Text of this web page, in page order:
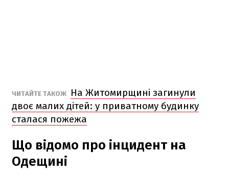
ЧИТАЙТЕ ТАКОЖ
На Житомирщині загинули
двоє малих дітей: у приватному будинку
сталася пожежа
Що відомо про інцидент на
Одещині